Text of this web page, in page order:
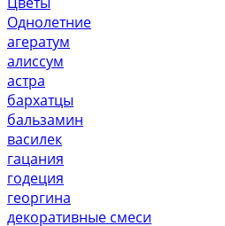
Однолетние
агератум
алиссум
астра
бархатцы
бальзамин
василек
гацания
годеция
георгина
декоративные смеси